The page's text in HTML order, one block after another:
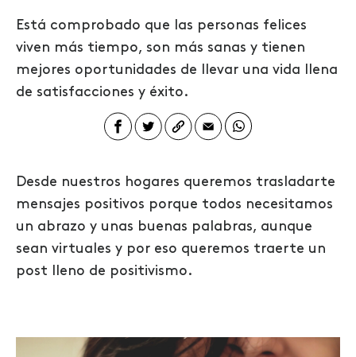
Está comprobado que las personas felices
viven más tiempo, son más sanas y tienen
mejores oportunidades de llevar una vida llena
de satisfacciones y éxito.
Desde nuestros hogares queremos trasladarte
mensajes positivos porque todos necesitamos
un abrazo y unas buenas palabras, aunque
sean virtuales y por eso queremos traerte un
post lleno de positivismo.